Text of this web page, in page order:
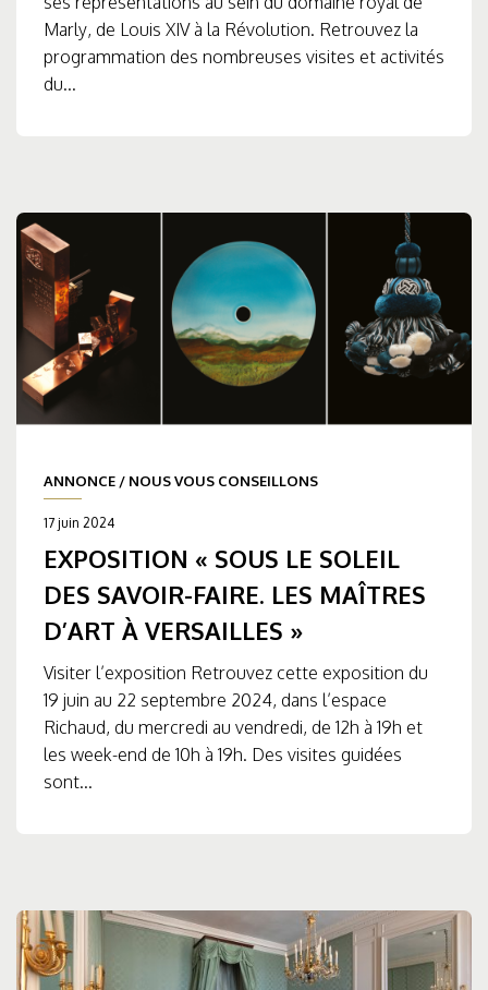
Marly, de Louis XIV à la Révolution. Retrouvez la
programmation des nombreuses visites et activités
du...
ANNONCE / NOUS VOUS CONSEILLONS
17 juin 2024
EXPOSITION « SOUS LE SOLEIL
DES SAVOIR-FAIRE. LES MAÎTRES
D’ART À VERSAILLES »
Visiter l’exposition Retrouvez cette exposition du
19 juin au 22 septembre 2024, dans l’espace
Richaud, du mercredi au vendredi, de 12h à 19h et
les week-end de 10h à 19h. Des visites guidées
sont...